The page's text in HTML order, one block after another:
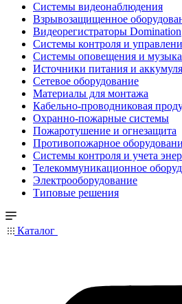
Системы видеонаблюдения
Взрывозащищенное
Видеорегистраторы Domination
Системы контроля и
Системы оповещения и
Источники питания и
Сетевое оборудование
Материалы для монтажа
Кабельно-проводниковая
Охранно-пожарные системы
Пожаротушение и огнезащита
Противопожарное
Системы контроля и учета
Телекоммуникационное
Электрооборудование
Типовые решения
Каталог